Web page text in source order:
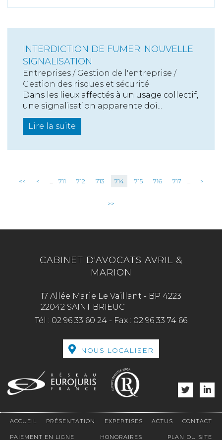
INTERDICTION DE FUMER: NOUVELLE
SIGNALISATION
Entreprises / Gestion de l'entreprise /
Gestion des risques et sécurité
Dans les lieux affectés à un usage collectif,
une signalisation apparente doi...
Lire la suite
<< < ... 711 712 713 714 715 716 717 ... >
>>
CABINET D'AVOCATS AVRIL &
MARION
17 Allée Marie Le Vaillant - BP 4223
22042 SAINT BRIEUC
Tél : 02 96 33 60 24 - Fax : 02 96 33 74 66
NOUS LOCALISER
ACCUEIL PRÉSENTATION EXPERTISES ACTUS CONTACT
PAIEMENT EN LIGNE HONORAIRES PLAN DU SITE